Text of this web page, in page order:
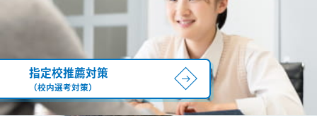
指定校推薦対策
（校内選考対策）